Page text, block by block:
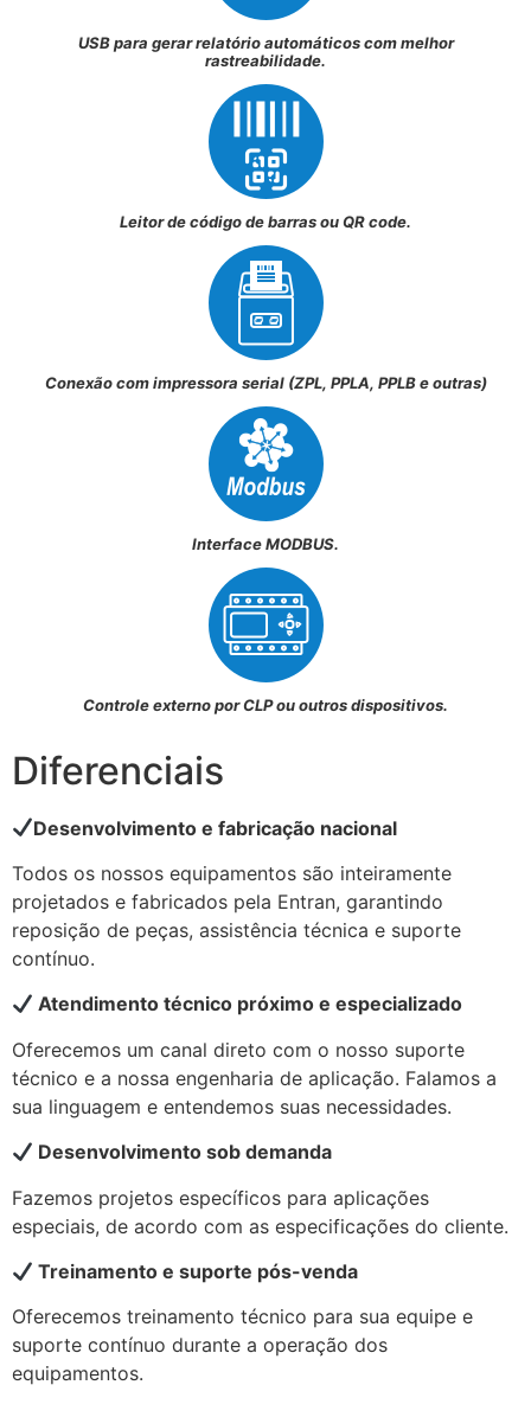
USB para gerar relatório automáticos com melhor
rastreabilidade.
Leitor de código de barras ou QR code.
Conexão com impressora serial (ZPL, PPLA, PPLB e outras)
Interface MODBUS.
Controle externo por CLP ou outros dispositivos.
Diferenciais
Desenvolvimento e fabricação nacional
Todos os nossos equipamentos são inteiramente
projetados e fabricados pela Entran, garantindo
reposição de peças, assistência técnica e suporte
contínuo.
Atendimento técnico próximo e especializado
Oferecemos um canal direto com o nosso suporte
técnico e a nossa engenharia de aplicação. Falamos a
sua linguagem e entendemos suas necessidades.
Desenvolvimento sob demanda
Fazemos projetos específicos para aplicações
especiais, de acordo com as especificações do cliente.
Treinamento e suporte pós-venda
Oferecemos treinamento técnico para sua equipe e
suporte contínuo durante a operação dos
equipamentos.